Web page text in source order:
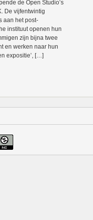
de Open Studio’s
De vijfentwintig
aan het post-
instituut openen hun
zijn bijna twee
en werken naar hun
expositie’, […]